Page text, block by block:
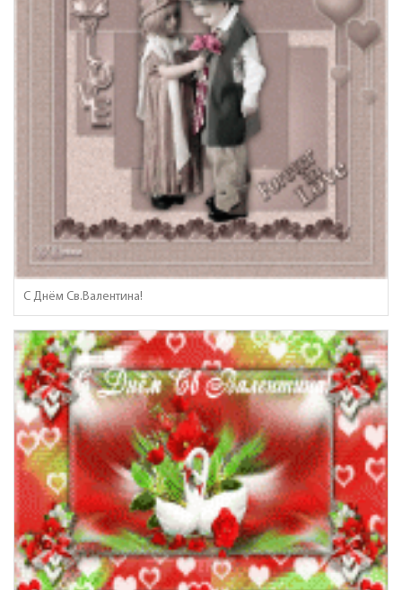
С Днём Св.Валентина!